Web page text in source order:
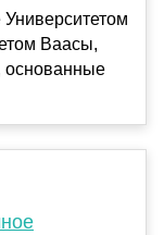
Ваасы,
основанные